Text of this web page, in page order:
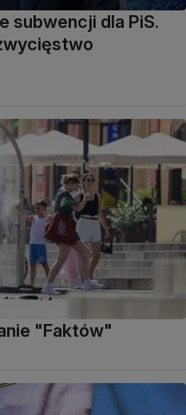
subwencji dla PiS.
"Faktów"